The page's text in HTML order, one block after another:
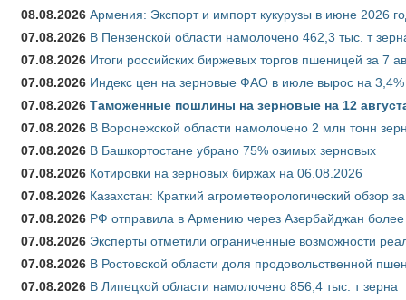
08.08.2026 Армения: Экспорт и импорт кукурузы в июне 2026
07.08.2026 В Пензенской области намолочено 462,3 тыс. т
07.08.2026 Итоги российских биржевых торгов пшеницей за 7
07.08.2026 Индекс цен на зерновые ФАО в июле вырос на 3,4%
07.08.2026 Таможенные пошлины на зерновые на 12
07.08.2026 В Воронежской области намолочено 2 млн тонн
07.08.2026 В Башкортостане убрано 75% озимых зерновых
07.08.2026 Котировки на зерновых биржах на 06.08.2026
07.08.2026 Казахстан: Краткий агрометеорологический обзор
07.08.2026 РФ отправила в Армению через Азербайджан более
07.08.2026 Эксперты отметили ограниченные возможности
07.08.2026 В Ростовской области доля продовольственной
07.08.2026 В Липецкой области намолочено 856,4 тыс. т зерна